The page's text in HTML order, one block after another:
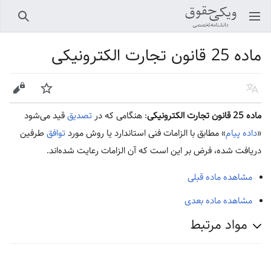
باز کردن منو اصلی جستجو
ماده 25 قانون تجارت الکترونیکی
زبان پیگیری ویرایش
ماده 25 قانون تجارت الکترونیکی : هنگامی که درتصدیققید می‌شود
«‌داده پیام» مطابق با الزامات فنی‌ استاندارد یا روش موردتوافق طرفین
دریافت شده، فرض بر این است که آن الزامات‌ رعایت شده‌اند.
مشاهده ماده قبلی
مشاهده ماده بعدی
مواد مرتبط